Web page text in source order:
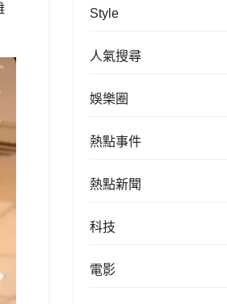
Style
人氣搜尋
娛樂圈
熱點事件
熱點新聞
科技
電影